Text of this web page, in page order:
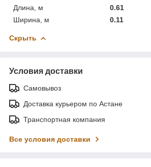
Длина, м
0.61
Ширина, м
0.11
Скрыть
Условия доставки
Самовывоз
Доставка курьером по Астане
Транспортная компания
Все условия доставки